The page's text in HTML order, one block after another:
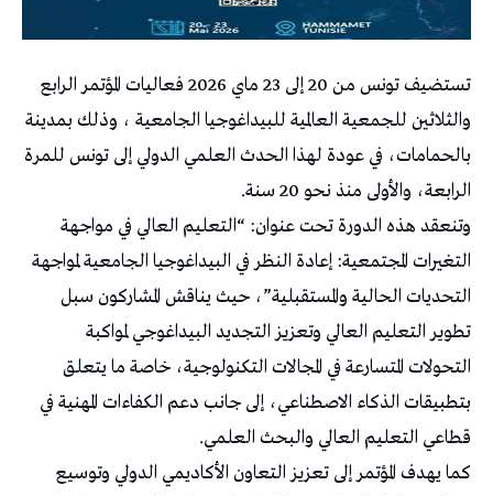
تستضيف تونس من 20 إلى 23 ماي 2026 فعاليات المؤتمر الرابع
والثلاثين للجمعية العالمية للبيداغوجيا الجامعية ، وذلك بمدينة
بالحمامات، في عودة لهذا الحدث العلمي الدولي إلى تونس للمرة
الرابعة، والأولى منذ نحو 20 سنة.
وتنعقد هذه الدورة تحت عنوان: “التعليم العالي في مواجهة
التغيرات المجتمعية: إعادة النظر في البيداغوجيا الجامعية لمواجهة
التحديات الحالية والمستقبلية”، حيث يناقش المشاركون سبل
تطوير التعليم العالي وتعزيز التجديد البيداغوجي لمواكبة
التحولات المتسارعة في المجالات التكنولوجية، خاصة ما يتعلق
بتطبيقات الذكاء الاصطناعي، إلى جانب دعم الكفاءات المهنية في
قطاعي التعليم العالي والبحث العلمي.
كما يهدف المؤتمر إلى تعزيز التعاون الأكاديمي الدولي وتوسيع